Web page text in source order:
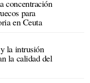
concentración
para
en Ceuta
la intrusión
la calidad del